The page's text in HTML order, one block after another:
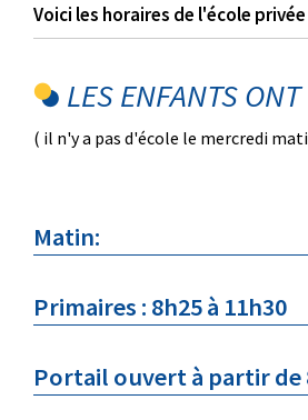
Voici les horaires de l'école
LES ENFANTS
( il n'y a pas d'école le mercredi
Matin:
Primaires : 8h25 à
Portail ouvert à